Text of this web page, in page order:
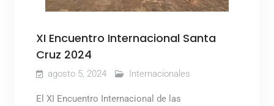
XI Encuentro Internacional Santa
Cruz 2024
agosto 5, 2024 Internacionales
El XI Encuentro Internacional de las